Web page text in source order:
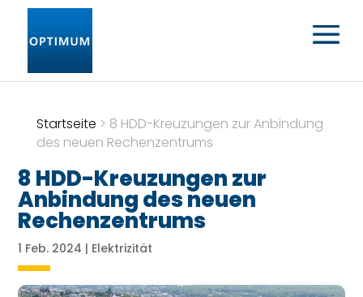
Startseite > 8 HDD-Kreuzungen zur Anbindung
des neuen Rechenzentrums
8 HDD-Kreuzungen zur
Anbindung des neuen
Rechenzentrums
1 Feb. 2024 | Elektrizität